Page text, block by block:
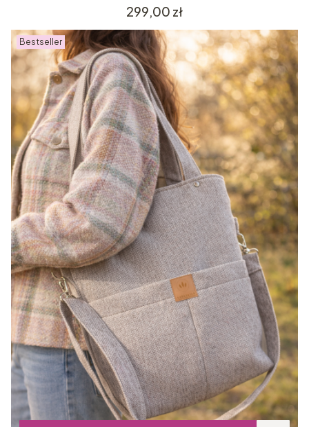
Cena
299,00 zł
Bestseller